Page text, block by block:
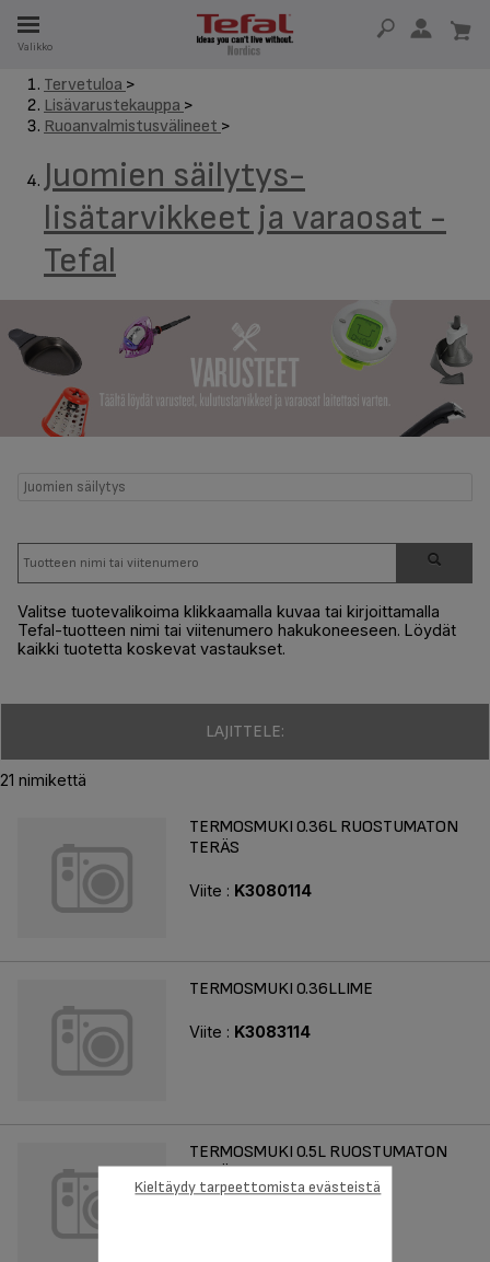
Valikko
15 VUOTTA
Tervetuloa >
Lisävarustekauppa >
Ruoanvalmistusvälineet >
Juomien säilytys-
lisätarvikkeet ja varaosat -
Tefal
Juomien säilytys
Valitse tuotevalikoima klikkaamalla kuvaa tai kirjoittamalla
Tefal-tuotteen nimi tai viitenumero hakukoneeseen. Löydät
kaikki tuotetta koskevat vastaukset.
LAJITTELE:
21 nimikettä
TERMOSMUKI 0.36L RUOSTUMATON
TERÄS
Viite : K3080114
TERMOSMUKI 0.36LLIME
Viite : K3083114
TERMOSMUKI 0.5L RUOSTUMATON
TERÄS
Kieltäydy tarpeettomista evästeistä